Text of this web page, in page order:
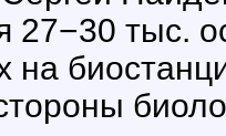
27−30 тыс.
на